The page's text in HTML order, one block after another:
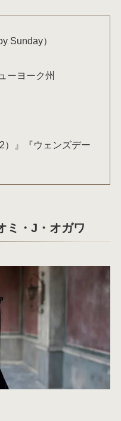
Sunday）
ーヨーク州
）』『ウェンズデー
ミ・J・オガワ